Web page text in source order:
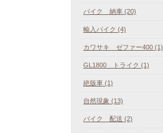
バイク 納車 (20)
輸入バイク (4)
カワサキ ゼファー400 (1)
GL1800 トライク (1)
絶版車 (1)
自然現象 (13)
バイク 配送 (2)